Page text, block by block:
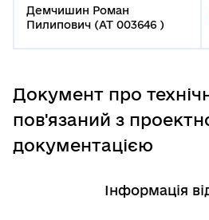
Демчишин Роман
Пилипович (АТ 003646 )
Документ про
пов'язаний з
документацією
Інформація